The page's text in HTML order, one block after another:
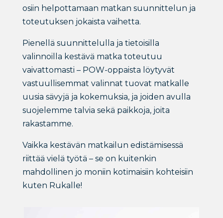
osiin helpottamaan matkan suunnittelun ja
toteutuksen jokaista vaihetta.
Pienellä suunnittelulla ja tietoisilla
valinnoilla kestävä matka toteutuu
vaivattomasti – POW-oppaista löytyvät
vastuullisemmat valinnat tuovat matkalle
uusia sävyjä ja kokemuksia, ja joiden avulla
suojelemme talvia sekä paikkoja, joita
rakastamme.
Vaikka kestävän matkailun edistämisessä
riittää vielä työtä – se on kuitenkin
mahdollinen jo moniin kotimaisiin kohteisiin
kuten Rukalle!